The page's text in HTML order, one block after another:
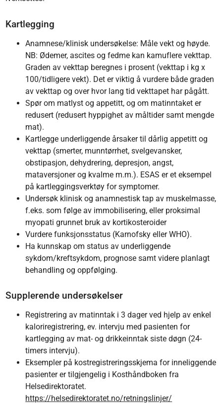
Kartlegging
Anamnese/klinisk undersøkelse: Måle vekt og høyde.
NB: Ødemer, ascites og fedme kan kamuflere vekttap.
Graden av vekttap beregnes i prosent (vekttap i kg x
100/tidligere vekt). Det er viktig å vurdere både graden
av vekttap og over hvor lang tid vekttapet har pågått.
Spør om matlyst og appetitt, og om matinntaket er
redusert (redusert hyppighet av måltider samt mengde
mat).
Kartlegge underliggende årsaker til dårlig appetitt og
vekttap (smerter, munntørrhet, svelgevansker,
obstipasjon, dehydrering, depresjon, angst,
mataversjoner og kvalme m.m.). ESAS er et eksempel
på kartleggingsverktøy for symptomer.
Undersøk klinisk og anamnestisk tap av muskelmasse,
f.eks. som følge av immobilisering, eller proksimal
myopati grunnet bruk av kortikosteroider
Vurdere funksjonsstatus (Karnofsky eller WHO).
Ha kunnskap om status av underliggende
sykdom/kreftsykdom, prognose samt videre planlagt
behandling og oppfølging.
Supplerende undersøkelser
Registrering av matinntak i 3 dager ved hjelp av enkel
kaloriregistrering, ev. intervju med pasienten for
kartlegging av mat- og drikkeinntak siste døgn (24-
timers intervju).
Eksempler på kostregistreringsskjema for inneliggende
pasienter er tilgjengelig i Kosthåndboken fra
Helsedirektoratet.
https://helsedirektoratet.no/retningslinjer/​